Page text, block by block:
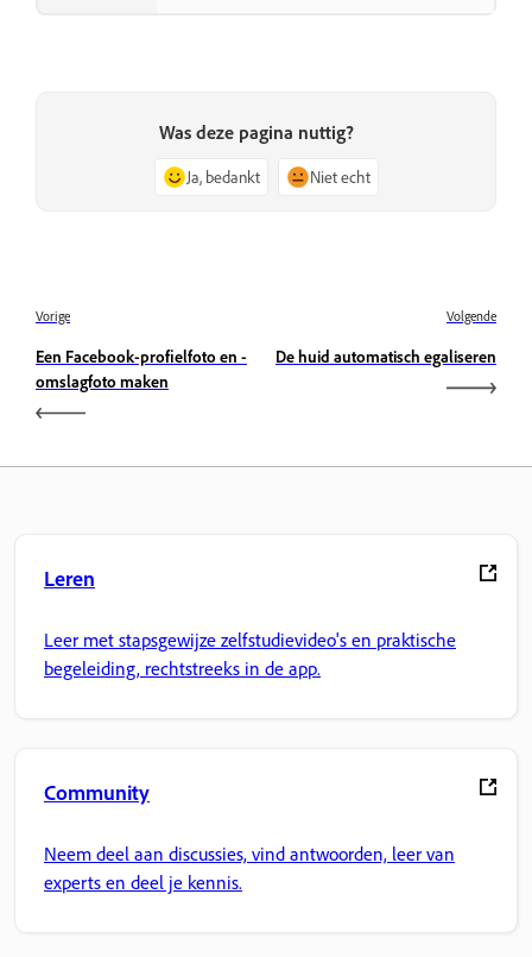
Was deze pagina nuttig?
Ja, bedankt Niet echt
Vorige
Een Facebook-profielfoto en -
omslagfoto maken
Volgende
De huid automatisch egaliseren
Leren
Leer met stapsgewijze zelfstudievideo's en praktische
begeleiding, rechtstreeks in de app.
Community
Neem deel aan discussies, vind antwoorden, leer van
experts en deel je kennis.